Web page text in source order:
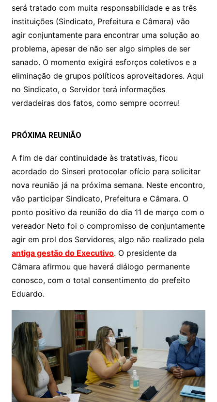
será tratado com muita responsabilidade e as três
instituições (Sindicato, Prefeitura e Câmara) vão
agir conjuntamente para encontrar uma solução ao
problema, apesar de não ser algo simples de ser
sanado. O momento exigirá esforços coletivos e a
eliminação de grupos políticos aproveitadores. Aqui
no Sindicato, o Servidor terá informações
verdadeiras dos fatos, como sempre ocorreu!
PRÓXIMA REUNIÃO
A fim de dar continuidade às tratativas, ficou
acordado do Sinseri protocolar ofício para solicitar
nova reunião já na próxima semana. Neste encontro,
vão participar Sindicato, Prefeitura e Câmara. O
ponto positivo da reunião do dia 11 de março com o
vereador Neto foi o compromisso de conjuntamente
agir em prol dos Servidores, algo não realizado pela
antiga gestão do Executivo. O presidente da
Câmara afirmou que haverá diálogo permanente
conosco, com o total consentimento do prefeito
Eduardo.